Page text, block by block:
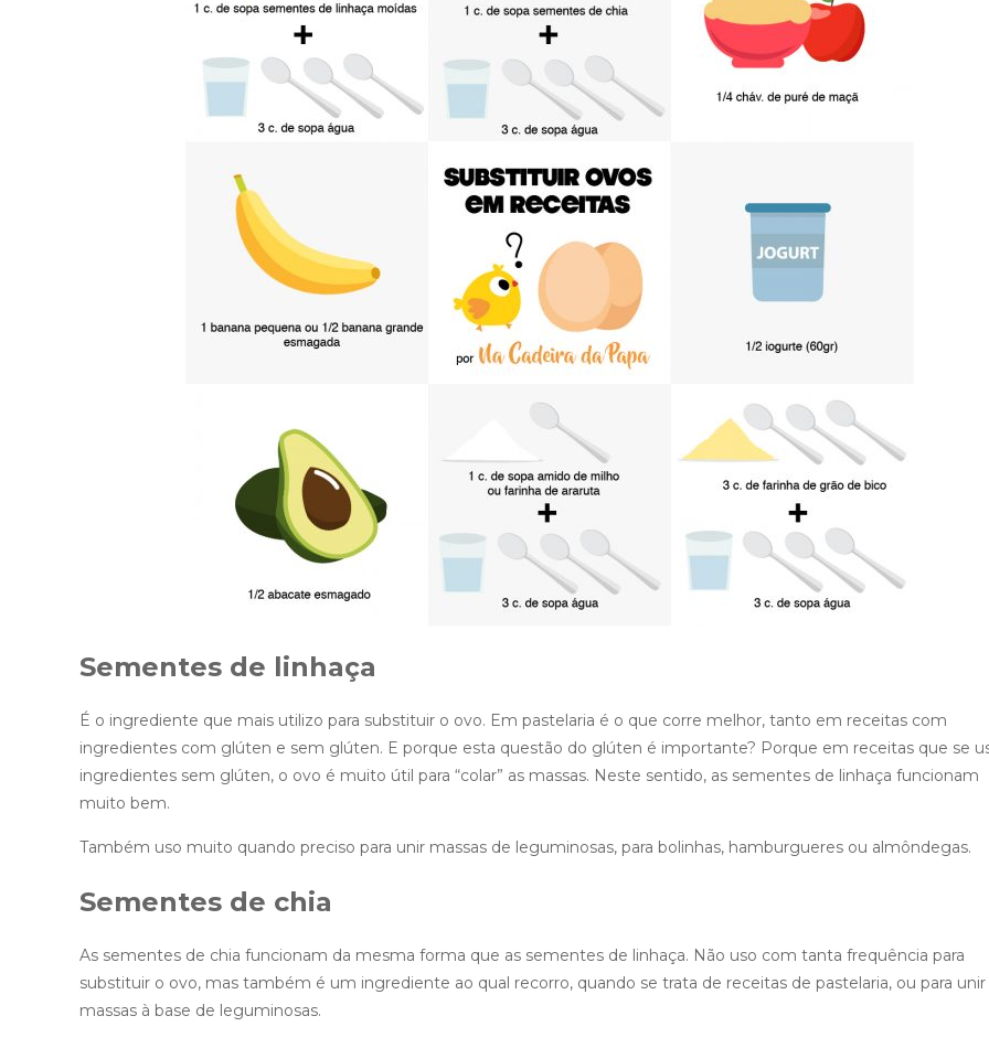
Sementes de linhaça
É o ingrediente que mais utilizo para substituir o ovo. Em pastelaria é o que corre melhor, tanto em receitas com
ingredientes com glúten e sem glúten. E porque esta questão do glúten é importante? Porque em receitas que se
ingredientes sem glúten, o ovo é muito útil para “colar” as massas. Neste sentido, as sementes de linhaça funcionam
muito bem.
Também uso muito quando preciso para unir massas de leguminosas, para bolinhas, hamburgueres ou almôndegas.
Sementes de chia
As sementes de chia funcionam da mesma forma que as sementes de linhaça. Não uso com tanta frequência para
substituir o ovo, mas também é um ingrediente ao qual recorro, quando se trata de receitas de pastelaria, ou para unir
massas à base de leguminosas.